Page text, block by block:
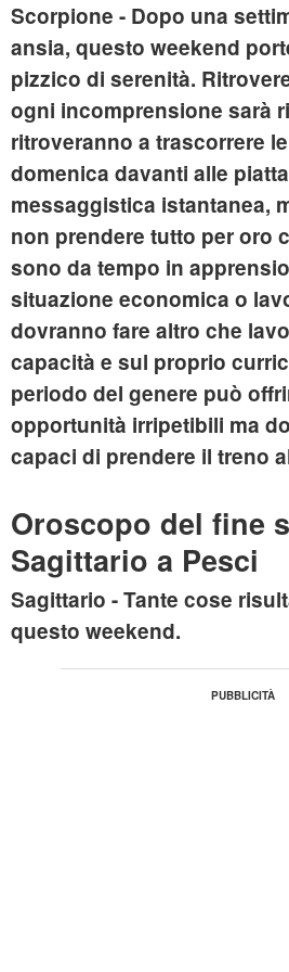
Scorpione - Dopo una
ansia, questo weekend
pizzico di serenità.
ogni incomprensione sarà
ritroveranno a trascorrere
domenica davanti alle
messaggistica istantanea,
non prendere tutto per oro
sono da tempo in
situazione economica o
dovranno fare altro che
capacità e sul proprio
periodo del genere può
opportunità irripetibili ma
capaci di prendere il treno
Oroscopo del fine
Sagittario a Pesci
Sagittario - Tante cose
questo weekend.